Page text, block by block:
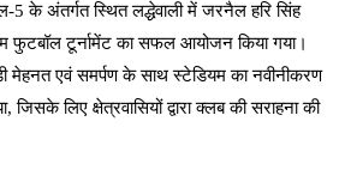
के अंतर्गत स्थित लद्धेवाली में जरनैल हरि सिंह
फुटबॉल टूर्नामेंट का सफल आयोजन किया गया।
मेहनत एवं समर्पण के साथ स्टेडियम का नवीनीकरण
लिए क्षेत्रवासियों द्वारा क्लब की सराहना की